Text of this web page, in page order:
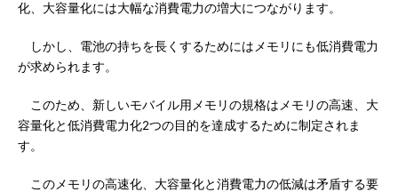
化、大容量化には大幅な消費電力の増大につながります。
しかし、電池の持ちを長くするためにはメモリにも低消費電力
が求められます。
このため、新しいモバイル用メモリの規格はメモリの高速、大
容量化と低消費電力化2つの目的を達成するために制定されま
す。
このメモリの高速化、大容量化と消費電力の低減は矛盾する要